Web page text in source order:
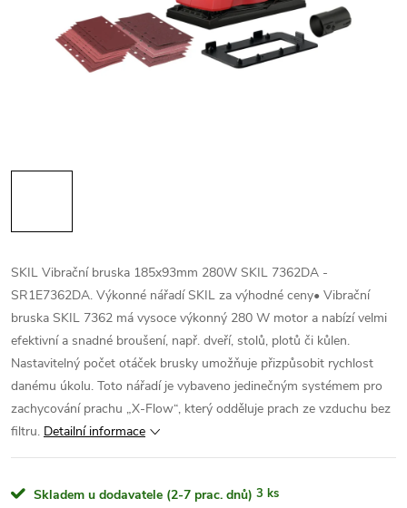
SKIL Vibrační bruska 185x93mm 280W SKIL 7362DA -
SR1E7362DA. Výkonné nářadí SKIL za výhodné ceny• Vibrační
bruska SKIL 7362 má vysoce výkonný 280 W motor a nabízí velmi
efektivní a snadné broušení, např. dveří, stolů, plotů či kůlen.
Nastavitelný počet otáček brusky umožňuje přizpůsobit rychlost
danému úkolu. Toto nářadí je vybaveno jedinečným systémem pro
zachycování prachu „X-Flow“, který odděluje prach ze vzduchu bez
filtru. Detailní informace
Skladem u dodavatele (2-7 prac. dnů) 3 ks